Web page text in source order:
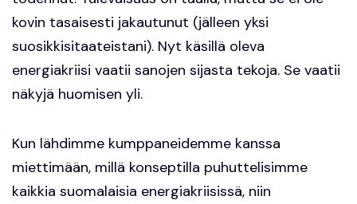
kovin tasaisesti jakautunut (jälleen yksi
suosikkisitaateistani). Nyt käsillä oleva
energiakriisi vaatii sanojen sijasta tekoja. Se vaatii
näkyjä huomisen yli.
Kun lähdimme kumppaneidemme kanssa
miettimään, millä konseptilla puhuttelisimme
kaikkia suomalaisia energiakriisissä, niin